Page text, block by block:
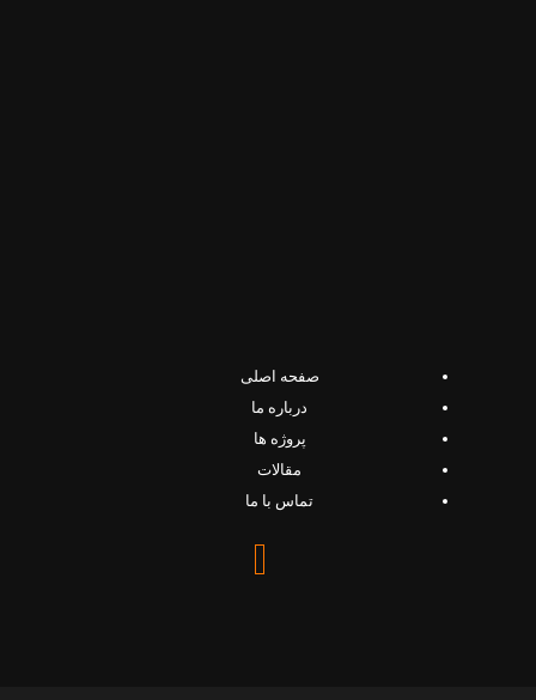
صفحه اصلی
درباره ما
پروژه ها
مقالات
تماس با ما